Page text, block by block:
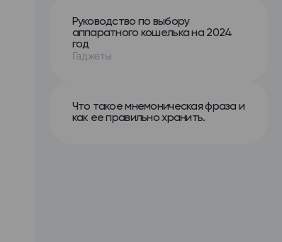
Руководство по выбору
аппаратного кошелька на 2024
год
Гаджеты
Что такое мнемоническая фраза и
как ее правильно хранить.